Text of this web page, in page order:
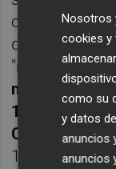
crecimiento.
que este año
"nuevos
más de
10 rutas
Castellón, lo
12%.
Nosotros
cookies y
como su
y datos
anuncios
anuncios